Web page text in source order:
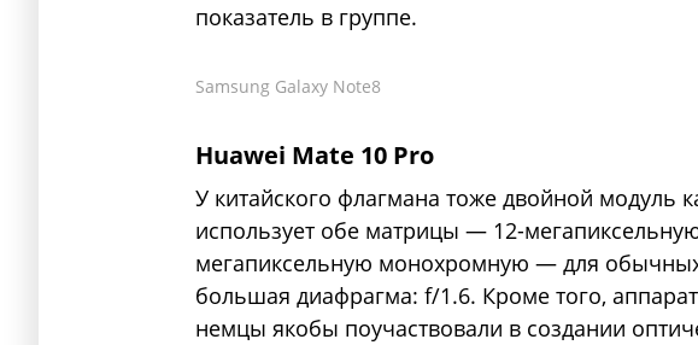
показатель в группе.
Samsung Galaxy Note8
Huawei Mate 10 Pro
У китайского флагмана тоже двойной модуль
использует обе матрицы — 12-
мегапиксельную монохромную — для
большая диафрагма: f/1.6. Кроме того,
немцы якобы поучаствовали в создании